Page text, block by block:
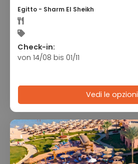
Egitto - Sharm El Sheikh
Check-in:
von 14/08 bis 01/11
Vedi le opzioni